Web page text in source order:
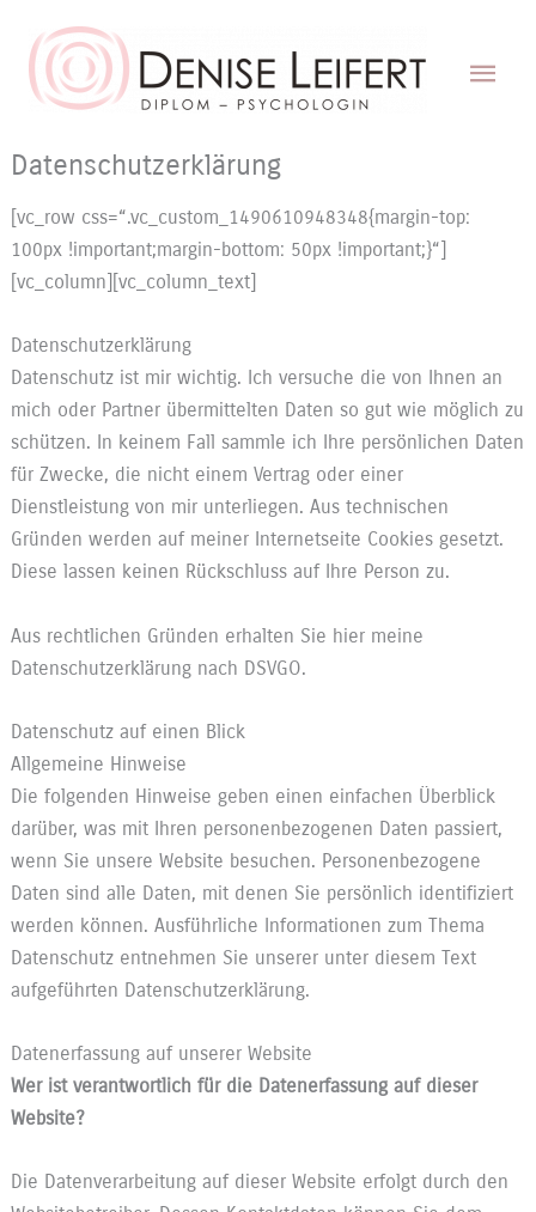
Inhalt
springen
Datenschutzerklärung
[vc_row css=“.vc_custom_1490610948348{margin-top:
100px !important;margin-bottom: 50px !important;}“]
[vc_column][vc_column_text]
Datenschutzerklärung
Datenschutz ist mir wichtig. Ich versuche die von Ihnen an
mich oder Partner übermittelten Daten so gut wie möglich zu
schützen. In keinem Fall sammle ich Ihre persönlichen Daten
für Zwecke, die nicht einem Vertrag oder einer
Dienstleistung von mir unterliegen. Aus technischen
Gründen werden auf meiner Internetseite Cookies gesetzt.
Diese lassen keinen Rückschluss auf Ihre Person zu.
Aus rechtlichen Gründen erhalten Sie hier meine
Datenschutzerklärung nach DSVGO.
Datenschutz auf einen Blick
Allgemeine Hinweise
Die folgenden Hinweise geben einen einfachen Überblick
darüber, was mit Ihren personenbezogenen Daten passiert,
wenn Sie unsere Website besuchen. Personenbezogene
Daten sind alle Daten, mit denen Sie persönlich identifiziert
werden können. Ausführliche Informationen zum Thema
Datenschutz entnehmen Sie unserer unter diesem Text
aufgeführten Datenschutzerklärung.
Datenerfassung auf unserer Website
Wer ist verantwortlich für die Datenerfassung auf dieser
Website?
Die Datenverarbeitung auf dieser Website erfolgt durch den